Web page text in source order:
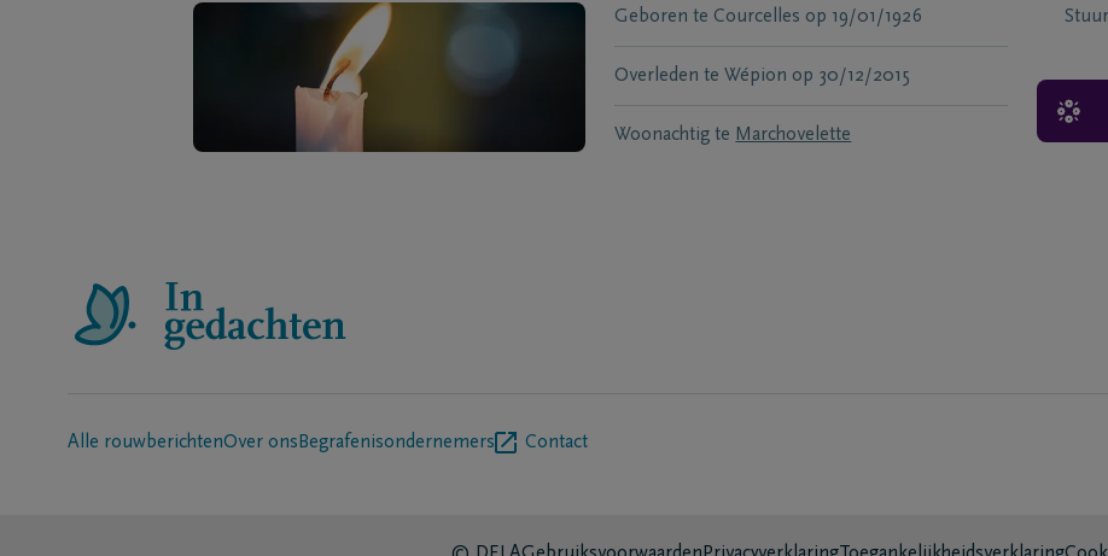
Geboren te Courcelles op 19/01/1926
Overleden te Wépion op 30/12/2015
Woonachtig te Marchovelette
Alle rouwberichtenOver ons Begrafenisondernemers Contact